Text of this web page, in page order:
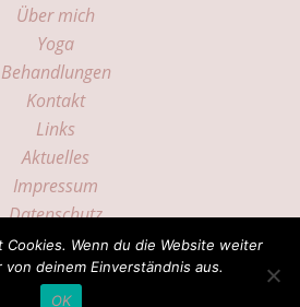
Über mich
Yoga
Behandlungen
Kontakt
Links
Aktuelles
Impressum
Datenschutz
© 2026 Heilremise
Cookies. Wenn du die Website weiter
deinem Einverständnis aus.
OK